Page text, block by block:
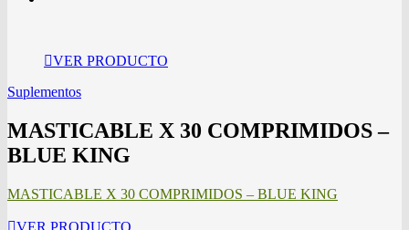
VER PRODUCTO
Suplementos
MASTICABLE X 30 COMPRIMIDOS –
BLUE KING
MASTICABLE X 30 COMPRIMIDOS – BLUE KING